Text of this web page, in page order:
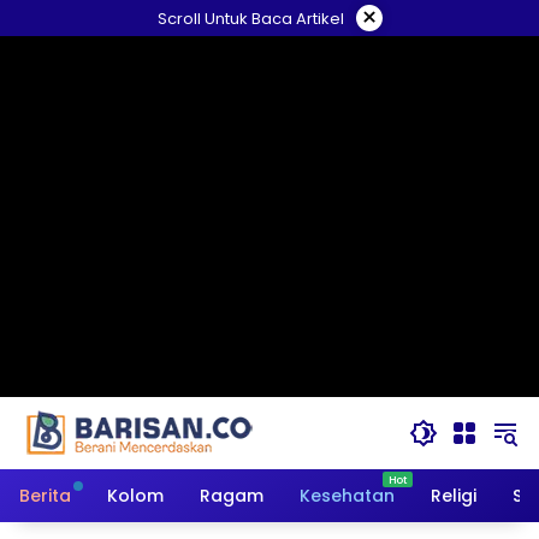
ke
Scroll Untuk Baca Artikel ×
Berita Kolom Ragam Kesehatan Religi